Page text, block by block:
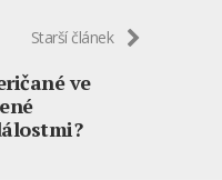
Starší článek
ve